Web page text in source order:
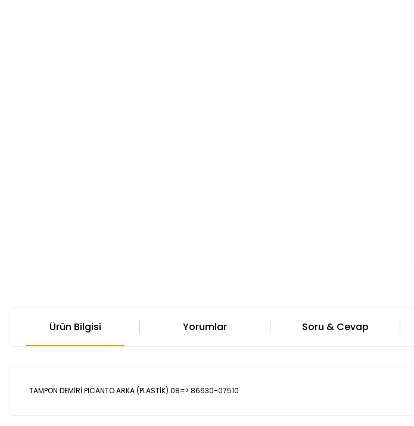
Ürün Bilgisi Yorumlar Soru & Cevap
TAMPON DEMİRİ PICANTO ARKA (PLASTİK) 08=> 86630-07510